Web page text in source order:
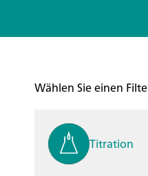
Wählen Sie einen
Titration